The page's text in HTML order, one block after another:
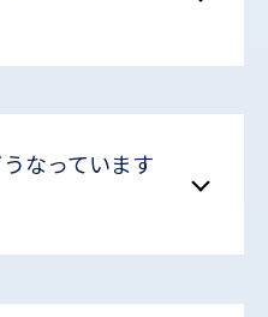
なっています